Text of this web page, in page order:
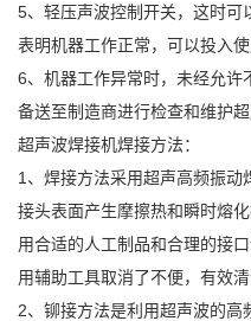
5、轻压声波控制开关，这时可
表明机器工作正常，可以投入使
6、机器工作异常时，未经允许
备送至制造商进行检查和维护超
超声波焊接机焊接方法：
1、焊接方法采用超声高频振
接头表面产生摩擦热和瞬时熔
用合适的人工制品和合理的接
用辅助工具取消了不便，有效
2、铆接方法是利用超声波的